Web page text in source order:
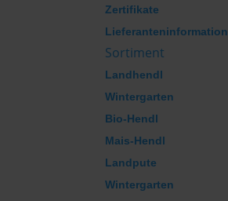
Zertifikate
Lieferanteninformation
Sortiment
Landhendl
Wintergarten
Bio-Hendl
Mais-Hendl
Landpute
Wintergarten